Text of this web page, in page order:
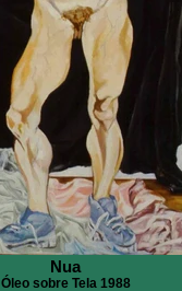
Nua
Óleo sobre Tela 1988